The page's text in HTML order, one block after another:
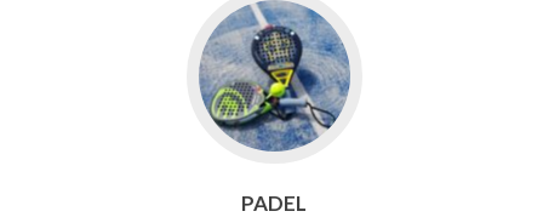
Go
to
PADEL
PADEL